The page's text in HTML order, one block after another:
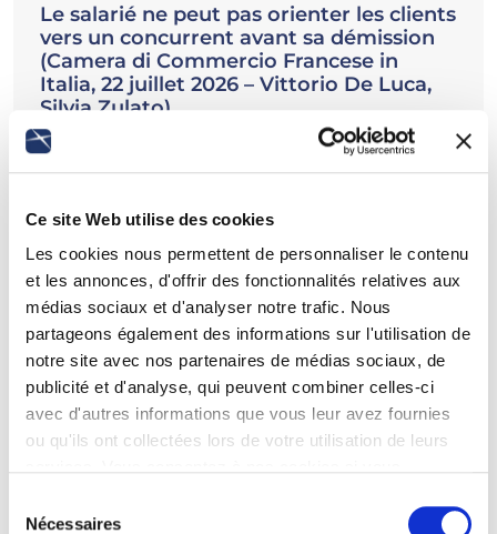
Ce site Web utilise des cookies
Les cookies nous permettent de personnaliser le contenu
et les annonces, d'offrir des fonctionnalités relatives aux
médias sociaux et d'analyser notre trafic. Nous
partageons également des informations sur l'utilisation de
notre site avec nos partenaires de médias sociaux, de
publicité et d'analyse, qui peuvent combiner celles-ci
avec d'autres informations que vous leur avez fournies
ou qu'ils ont collectées lors de votre utilisation de leurs
Nécessaires
Le salarié ne peut pas orienter les clients
vers un concurrent avant sa démission
(Camera di Commercio Francese in
Italia, 22 juillet 2026 – Vittorio De Luca,
Silvia Zulato)
Par l’ordonnance n° 1723 du 26 mai 2026, la Cour de
cassation italienne a confirmé la responsabilité d’un
En savoir plus